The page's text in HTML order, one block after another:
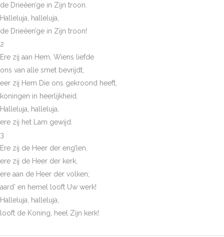
de Drieëen’ge in Zijn troon.
Halleluja, halleluja,
de Drieëen’ge in Zijn troon!
2
Ere zij aan Hem, Wiens liefde
ons van alle smet bevrijdt,
eer zij Hem Die ons gekroond heeft,
koningen in heerlijkheid.
Halleluja, halleluja,
ere zij het Lam gewijd.
3
Ere zij de Heer der eng’len,
ere zij de Heer der kerk,
ere aan de Heer der volken;
aard’ en hemel looft Uw werk!
Halleluja, halleluja,
looft de Koning, heel Zijn kerk!